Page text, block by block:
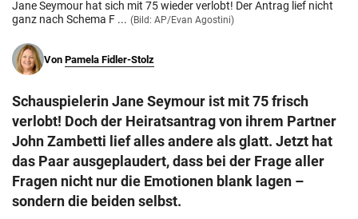
Jane Seymour hat sich mit 75 wieder verlobt! Der Antrag lief nicht
ganz nach Schema F ... (Bild: AP/Evan Agostini)
Von Pamela Fidler-Stolz
Schauspielerin Jane Seymour ist mit 75 frisch
verlobt! Doch der Heiratsantrag von ihrem Partner
John Zambetti lief alles andere als glatt. Jetzt hat
das Paar ausgeplaudert, dass bei der Frage aller
Fragen nicht nur die Emotionen blank lagen –
sondern die beiden selbst.